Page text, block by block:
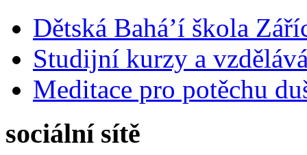
Dětská Bahá’í škola
Studijní kurzy a
Meditace pro potěchu
sociální sítě